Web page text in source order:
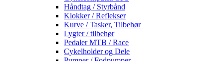
Håndtag / Styrbånd
Klokker / Reflekser
Kurve / Tasker, Tilbehør
Lygter / tilbehør
Pedaler MTB / Race
Cykelholder og Dele